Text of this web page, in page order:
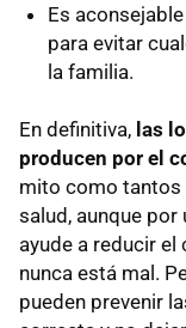
Es
para evitar
la familia.
En definitiva, las
producen por el
mito como tantos
salud, aunque por
ayude a reducir el
nunca está mal.
pueden prevenir